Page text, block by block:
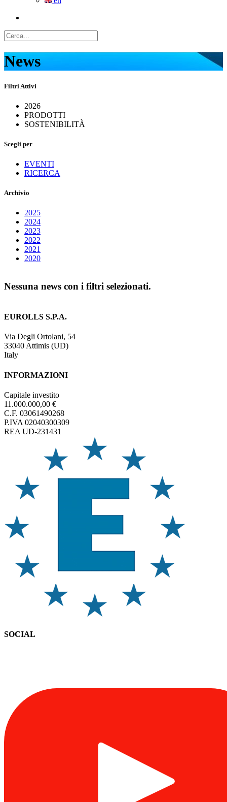
News
Filtri Attivi
2026
PRODOTTI
SOSTENIBILITÀ
Scegli per
EVENTI
RICERCA
Archivio
2025
2024
2023
2022
2021
2020
Nessuna news con i filtri selezionati.
EUROLLS S.P.A.
Via Degli Ortolani, 54
33040 Attimis (UD)
Italy
INFORMAZIONI
Capitale investito
11.000.000,00 €
C.F. 03061490268
P.IVA 02040300309
REA UD-231431
SOCIAL